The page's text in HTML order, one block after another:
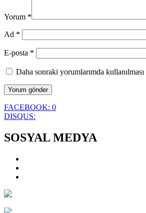
Yorum *
Ad *
E-posta *
Daha sonraki yorumlarımda
FACEBOOK: 0
DISQUS:
SOSYAL MEDYA